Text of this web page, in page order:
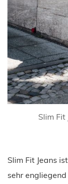
Slim
Slim Fit Jeans
sehr